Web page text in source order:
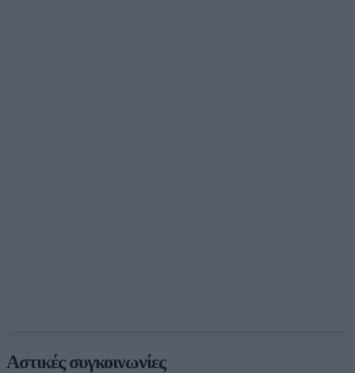
Αστικές συγκοινωνίες